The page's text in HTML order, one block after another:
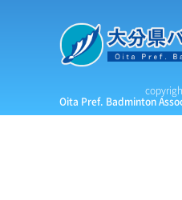
Oita Pref. Badminton